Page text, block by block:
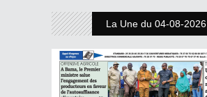
La Une du 04-08-2026